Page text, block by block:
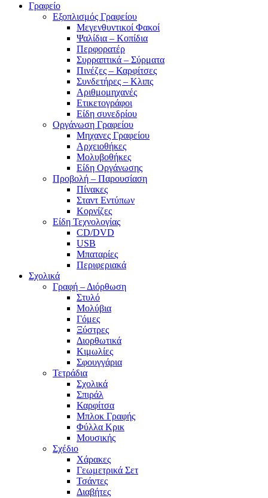
Γραφείο
Εξοπλισμός Γραφείου
Μεγενθυντικοί Φακοί
Ψαλίδια – Κοπίδια
Περφορατέρ
Συρραπτικά – Σύρματα
Πινέζες – Καρφίτσες
Συνδετήρες – Κλιπς
Αριθμομηχανές
Ετικετογράφοι
Είδη συνεδρίου
Οργάνωση Γραφείου
Μηχανες Γραφείου
Αρχειοθήκες
Μολυβοθήκες
Είδη Οργάνωσης
Προβολή – Παρουσίαση
Πίνακες
Σταντ Εντύπων
Κορνίζες
Είδη Τεχνολογίας
CD/DVD
USB
Μπαταρίες
Περιφεριακά
Σχολικά
Γραφή – Διόρθωση
Στυλό
Μολύβια
Γόμες
Ξύστρες
Διορθωτικά
Κιμωλίες
Σφουγγάρια
Τετράδια
Σχολικά
Σπιράλ
Καρφίτσα
Μπλοκ Γραφής
Φύλλα Κρικ
Μουσικής
Σχέδιο
Χάρακες
Γεωμετρικά Σετ
Τσάντες
Διαβήτες